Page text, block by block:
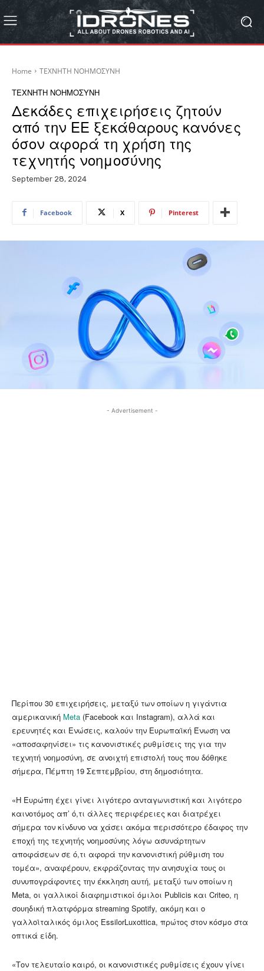
Home ΤΕΧΝΗΤΗ ΝΟΗΜΟΣΥΝΗ
ΤΕΧΝΗΤΗ ΝΟΗΜΟΣΥΝΗ
Δεκάδες επιχειρήσεις ζητούν
από την ΕΕ ξεκάθαρους κανόνες
όσον αφορά τη χρήση της
τεχνητής νοημοσύνης
September 28, 2024
Facebook X Pinterest
- Advertisement -
Περίπου 30 επιχειρήσεις, μεταξύ των οποίων η γιγάντια
αμερικανική Meta (Facebook και Instagram), αλλά και
ερευνητές και Ενώσεις, καλούν την Ευρωπαϊκή Ένωση να
«αποσαφηνίσει» τις κανονιστικές ρυθμίσεις της για την
τεχνητή νοημοσύνη, σε ανοιχτή επιστολή τους που δόθηκε
σήμερα, Πέμπτη 19 Σεπτεμβρίου, στη δημοσιότητα.
«Η Ευρώπη έχει γίνει λιγότερο ανταγωνιστική και λιγότερο
καινοτόμος απ’ ό,τι άλλες περιφέρειες και διατρέχει
σήμερα τον κίνδυνο να χάσει ακόμα περισσότερο έδαφος την
εποχή της τεχνητής νοημοσύνης λόγω ασυνάρτητων
αποφάσεων σε ό,τι αφορά την κανονιστική ρύθμιση του
τομέα», αναφέρουν, εκφράζοντας την ανησυχία τους οι
συνυπογράφοντες την έκκληση αυτή, μεταξύ των οποίων η
Meta, οι γαλλικοί διαφημιστικοί όμιλοι Publicis και Criteo, η
σουηδική πλατφόρμα streaming Spotify, ακόμη και ο
γαλλοϊταλικός όμιλος EssilorLuxottica, πρώτος στον κόσμο στα
οπτικά είδη.
«Τον τελευταίο καιρό, οι κανονιστικές ρυθμίσεις έχουν γίνει